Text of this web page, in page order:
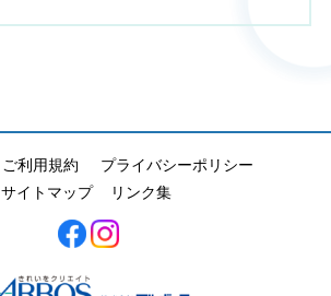
ご利用規約
プライバシーポリシー
サイトマップ
リンク集